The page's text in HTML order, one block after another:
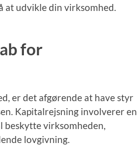
at udvikle din virksomhed.
for
er det afgørende at have styr
Kapitalrejsning involverer en
beskytte virksomheden,
lovgivning.